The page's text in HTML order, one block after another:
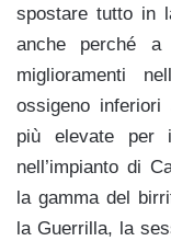
spostare tutto in
anche perché a
miglioramenti
ossigeno
più elevate per
nell’impianto di
la gamma del
la Guerrilla, la